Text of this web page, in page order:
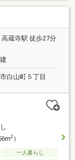
蔵寺駅 徒歩27分
白山町５丁目
2）
一人暮らし